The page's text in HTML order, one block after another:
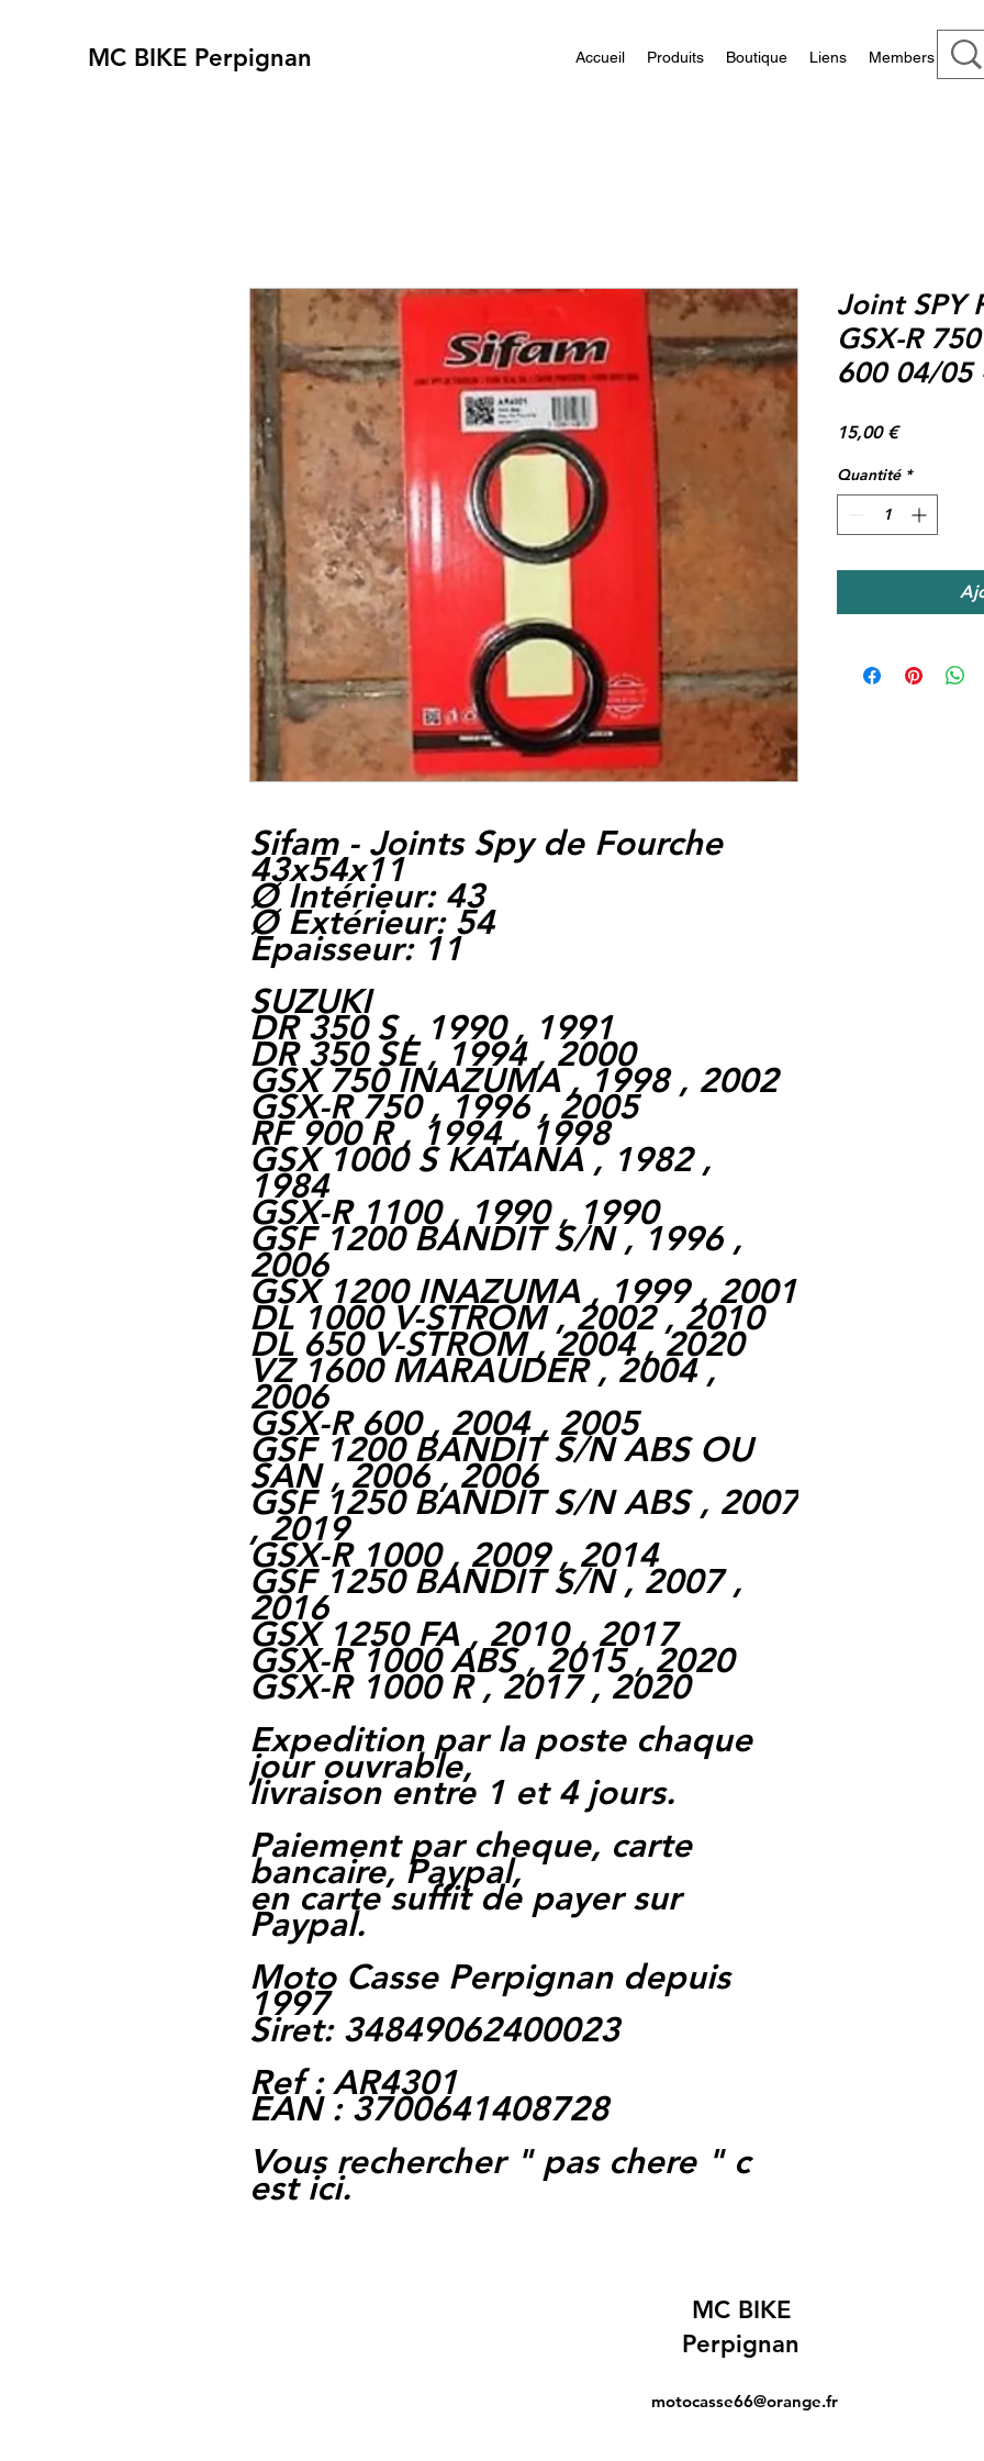
MC BIKE Perpignan Accueil Produits Boutique Liens Members
Sifam - Joints Spy de Fourche
43x54x11
Ø Intérieur: 43
Ø Extérieur: 54
Epaisseur: 11
SUZUKI
DR 350 S , 1990 , 1991
DR 350 SE , 1994 , 2000
GSX 750 INAZUMA , 1998 , 2002
GSX-R 750 , 1996 , 2005
RF 900 R , 1994 , 1998
GSX 1000 S KATANA , 1982 ,
1984
GSX-R 1100 , 1990 , 1990
GSF 1200 BANDIT S/N , 1996 ,
2006
GSX 1200 INAZUMA , 1999 , 2001
DL 1000 V-STROM , 2002 , 2010
DL 650 V-STROM , 2004 , 2020
VZ 1600 MARAUDER , 2004 ,
2006
GSX-R 600 , 2004 , 2005
GSF 1200 BANDIT S/N ABS OU
SAN , 2006 , 2006
GSF 1250 BANDIT S/N ABS , 2007
, 2019
GSX-R 1000 , 2009 , 2014
GSF 1250 BANDIT S/N , 2007 ,
2016
GSX 1250 FA , 2010 , 2017
GSX-R 1000 ABS , 2015 , 2020
GSX-R 1000 R , 2017 , 2020
Expedition par la poste chaque
jour ouvrable,
livraison entre 1 et 4 jours.
Paiement par cheque, carte
bancaire, Paypal,
en carte suffit de payer sur
Paypal.
Moto Casse Perpignan depuis
1997
Siret: 34849062400023
Ref : AR4301
EAN : 3700641408728
Vous rechercher " pas chere " c
est ici.
Joint SPY
GSX-R
600 04/05
15,00 €Prix
Quantité *
MC BIKE
Perpignan
motocasse66@orange.fr